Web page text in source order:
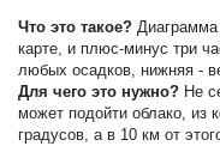
Что это такое? Диаграмма
карте, и плюс-минус три
любых осадков, нижняя -
Для чего это нужно? Не
может подойти облако, из
градусов, а в 10 км от